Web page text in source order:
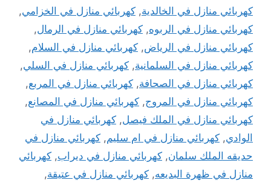
كهربائي منازل في الخالدية, كهربائي منازل في الخزامي,
كهربائي منازل في الربوه, كهربائي منازل في الرمال,
كهربائي منازل في الرياض, كهربائي منازل في السلام,
كهربائي منازل في السلمانية, كهربائي منازل في السلي,
كهربائي منازل في الصحافة, كهربائي منازل في المربع,
كهربائي منازل في المروج, كهربائي منازل في المصانع,
كهربائي منازل في الملك فيصل, كهربائي منازل في
الوادي, كهربائي منازل في ام سليم, كهربائي منازل في
حديقه الملك سلمان, كهربائي منازل في ديراب, كهربائي
منازل في ظهرة البديعه, كهربائي منازل في عتيقة,